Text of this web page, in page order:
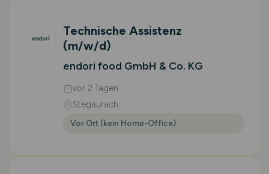
Technische Assistenz
(m/w/d)
endori food GmbH & Co. KG
vor 2 Tagen
Stegaurach
Vor Ort (kein Home-Office)